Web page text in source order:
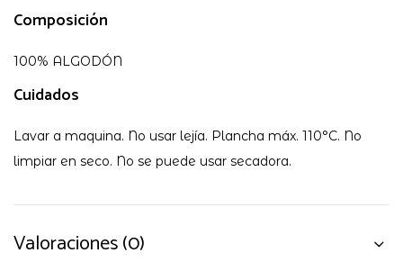
Composición
100% ALGODÓN
Cuidados
Lavar a maquina. No usar lejía. Plancha máx. 110°C. No
limpiar en seco. No se puede usar secadora.
Valoraciones (0)